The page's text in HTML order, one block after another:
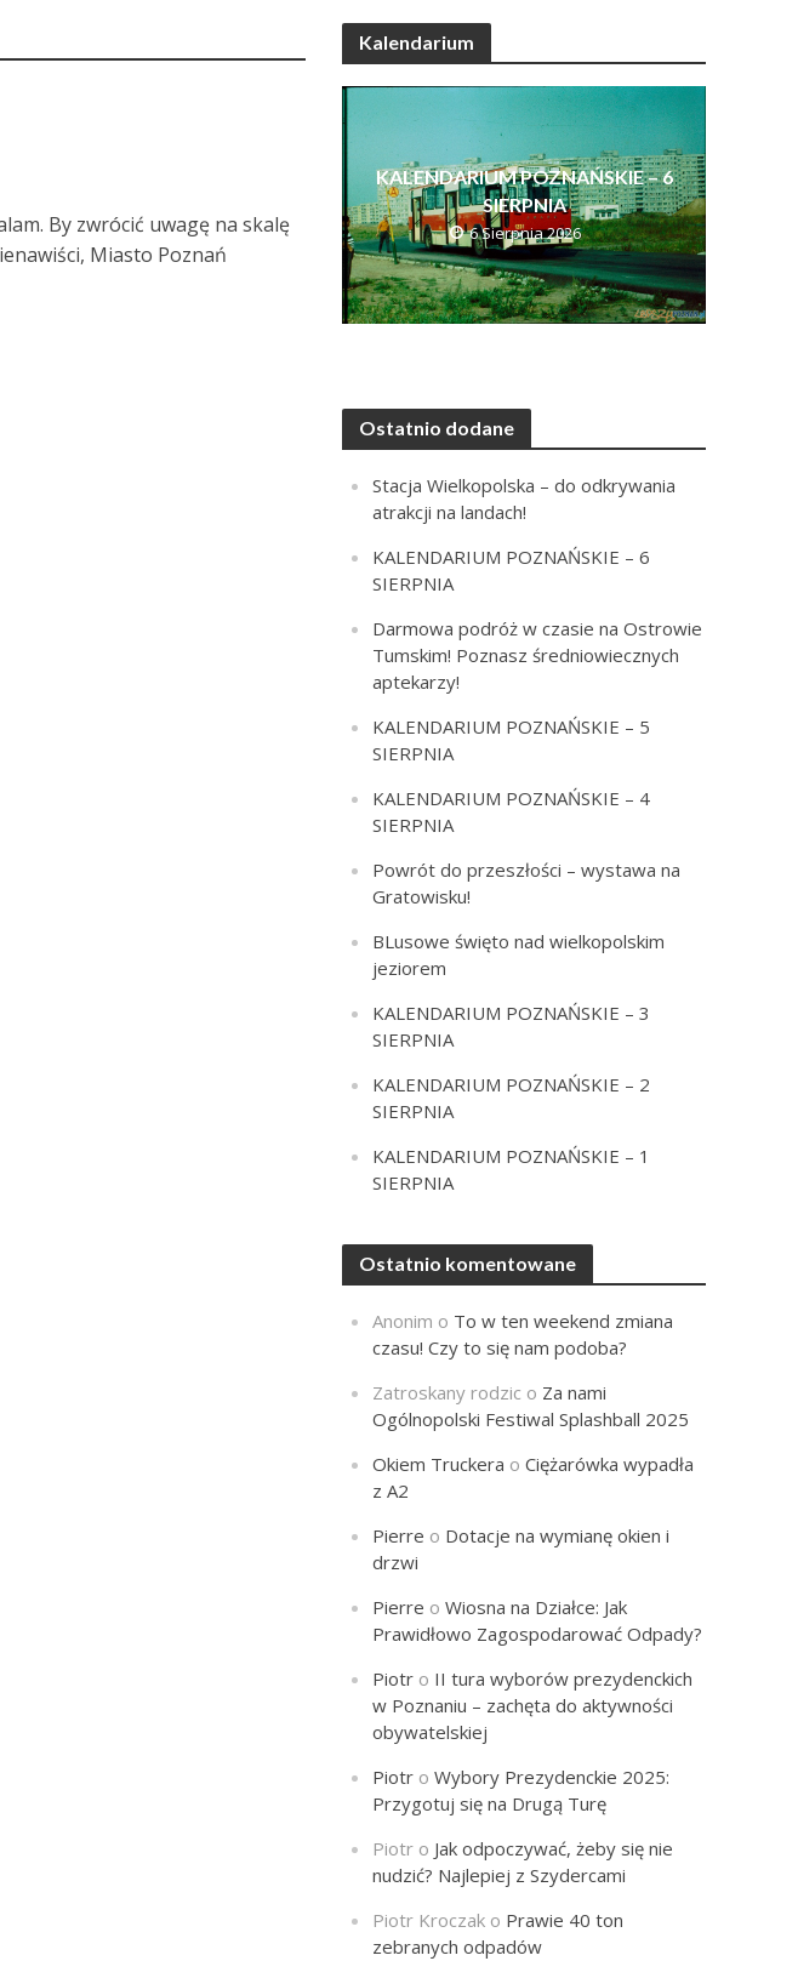
By zwrócić uwagę na skalę
Miasto Poznań
Kalendarium
KALENDARIUM POZNAŃSKIE – 6
SIERPNIA
6 Sierpnia 2026
Ostatnio dodane
Stacja Wielkopolska – do odkrywania
atrakcji na landach!
KALENDARIUM POZNAŃSKIE – 6
SIERPNIA
Darmowa podróż w czasie na Ostrowie
Tumskim! Poznasz średniowiecznych
aptekarzy!
KALENDARIUM POZNAŃSKIE – 5
SIERPNIA
KALENDARIUM POZNAŃSKIE – 4
SIERPNIA
Powrót do przeszłości – wystawa na
Gratowisku!
BLusowe święto nad wielkopolskim
jeziorem
KALENDARIUM POZNAŃSKIE – 3
SIERPNIA
KALENDARIUM POZNAŃSKIE – 2
SIERPNIA
KALENDARIUM POZNAŃSKIE – 1
SIERPNIA
Ostatnio komentowane
Anonim o To w ten weekend zmiana
czasu! Czy to się nam podoba?
Zatroskany rodzic o Za nami
Ogólnopolski Festiwal Splashball 2025
Okiem Truckera oCiężarówka wypadła
z A2
Pierre o Dotacje na wymianę okien i
drzwi
Pierre oWiosna na Działce: Jak
Prawidłowo Zagospodarować Odpady?
Piotr o II tura wyborów prezydenckich
w Poznaniu – zachęta do aktywności
obywatelskiej
Piotr oWybory Prezydenckie 2025:
Przygotuj się na Drugą Turę
Piotr o Jak odpoczywać, żeby się nie
nudzić? Najlepiej z Szydercami
Piotr Kroczak o Prawie 40 ton
zebranych odpadów